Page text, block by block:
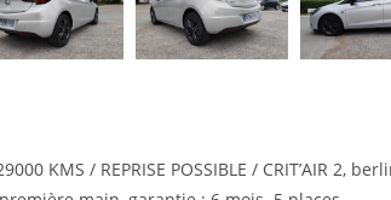
KMS / REPRISE POSSIBLE / CRIT’AIR 2,